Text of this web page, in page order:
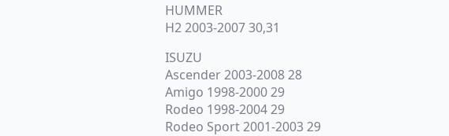
HUMMER
H2 2003-2007 30,31
ISUZU
Ascender 2003-2008 28
Amigo 1998-2000 29
Rodeo 1998-2004 29
Rodeo Sport 2001-2003 29